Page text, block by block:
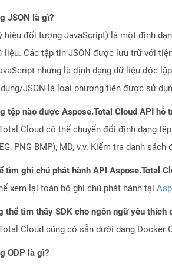
JSON là gì?
hiệu đối tượng JavaScript) là một định
liệu. Các tập tin JSON được lưu trữ với
nhưng là định dạng dữ liệu độc
JSON là loại phương tiện được sử
tệp nào được Aspose.Total Cloud API hỗ
Cloud có thể chuyển đổi định dạng
PNG BMP), MD, v.v. Kiểm tra danh sách
tìm ghi chú phát hành API Aspose.Total
xem lại toàn bộ ghi chú phát hành tại
thể tìm thấy SDK cho ngôn ngữ yêu thích
Cloud cũng có sẵn dưới dạng Docker
ODP là gì?